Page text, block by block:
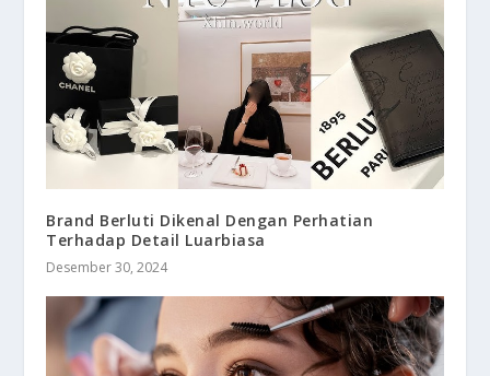
Brand Berluti Dikenal Dengan Perhatian
Terhadap Detail Luarbiasa
Desember 30, 2024